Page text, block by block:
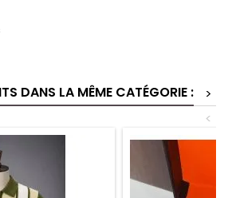
DANS LA MÊME CATÉGORIE :
>
<